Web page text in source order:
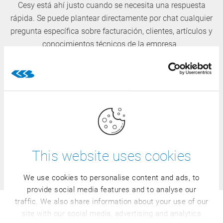
This website uses cookies
We use cookies to personalise content and ads, to
provide social media features and to analyse our
traffic. We also share information about your use of our
site with our social media, advertising and analytics
Cesy está ahí justo cuando se necesita una respuesta
rápida. Se puede plantear directamente por chat cualquier
pregunta específica sobre facturación, clientes, artículos y
conocimientos técnicos de la empresa.
Cesy procesa la información introducida, analiza sus
datos de ERP y su base de conocimientos interna
mediante la técnica RAG, ofreciendo los resultados
pregunta espontánea, como por ejemplo sobre la
facturación de un cliente en el último trimestre, se obtiene
primera respuesta, es posible formular directamente